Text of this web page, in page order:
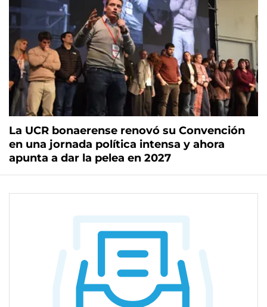
La UCR bonaerense renovó su Convención
en una jornada política intensa y ahora
apunta a dar la pelea en 2027